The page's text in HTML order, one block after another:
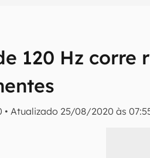
120 Hz corre
•Atualizado 25/08/2020 às
tech!
notícias e reviews sobre